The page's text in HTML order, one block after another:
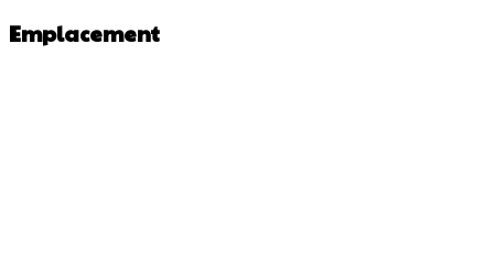
Emplacement